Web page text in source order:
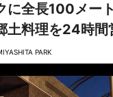
に全長100メー
料理を24時間
PARK